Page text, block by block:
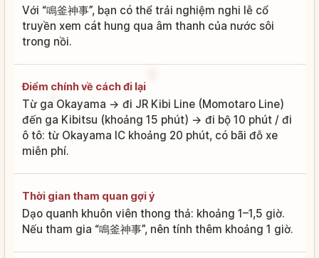
Với “鳴釜神事”, bạn có thể trải nghiệm nghi lễ cổ
truyền xem cát hung qua âm thanh của nước sôi
trong nồi.
Điểm chính về cách đi lại
Từ ga Okayama → đi JR Kibi Line (Momotaro Line)
đến ga Kibitsu (khoảng 15 phút) → đi bộ 10 phút / đi
ô tô: từ Okayama IC khoảng 20 phút, có bãi đỗ xe
miễn phí.
Thời gian tham quan gợi ý
Dạo quanh khuôn viên thong thả: khoảng 1–1,5 giờ.
Nếu tham gia “鳴釜神事”, nên tính thêm khoảng 1 giờ.